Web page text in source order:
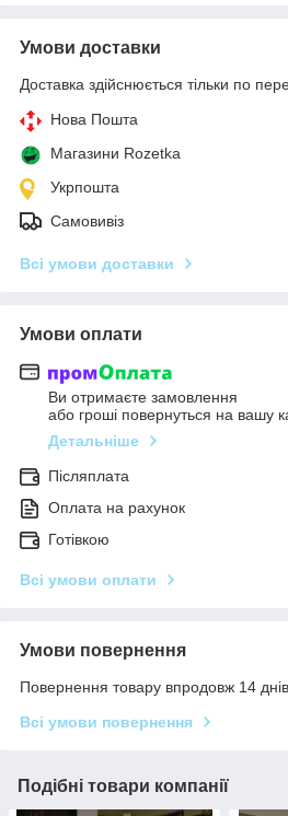
Умови доставки
Доставка здійснюється тільки по
Нова Пошта
Магазини Rozetka
Укрпошта
Самовивіз
Всі умови доставки
Умови оплати
Ви отримаєте замовлення
або гроші повернуться на вашу
Детальніше
Післяплата
Оплата на рахунок
Готівкою
Всі умови оплати
Умови повернення
Повернення товару впродовж 14
Всі умови повернення
Подібні товари компанії